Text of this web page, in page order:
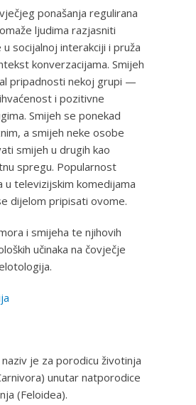
ponašanja regulirana
ljudima razjasniti
socijalnoj interakciji i pruža
konverzacijama. Smijeh
pripadnosti nekoj grupi —
i pozitivne
Smijeh se ponekad
a smijeh neke osobe
smijeh u drugih kao
spregu. Popularnost
u televizijskim komedijama
dijelom pripisati ovome.
i smijeha te njihovih
učinaka na čovječje
je za porodicu životinja
unutar natporodice
(Feloidea).